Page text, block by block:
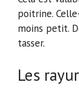
poitrine.
moins petit.
tasser.
Les